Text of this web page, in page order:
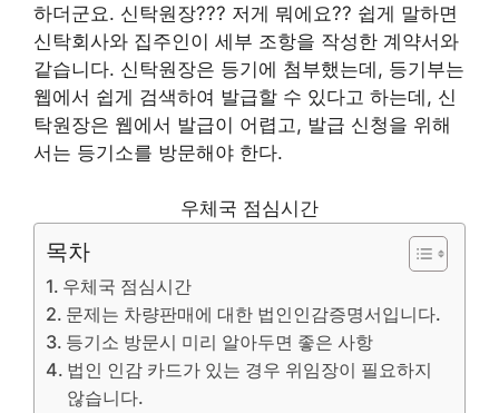
하더군요. 신탁원장??? 저게 뭐에요?? 쉽게 말하면
신탁회사와 집주인이 세부 조항을 작성한 계약서와
같습니다. 신탁원장은 등기에 첨부했는데, 등기부는
웹에서 쉽게 검색하여 발급할 수 있다고 하는데, 신
탁원장은 웹에서 발급이 어렵고, 발급 신청을 위해
서는 등기소를 방문해야 한다.
우체국 점심시간
목차
우체국 점심시간
문제는 차량판매에 대한 법인인감증명서입니다.
등기소 방문시 미리 알아두면 좋은 사항
법인 인감 카드가 있는 경우 위임장이 필요하지
않습니다.